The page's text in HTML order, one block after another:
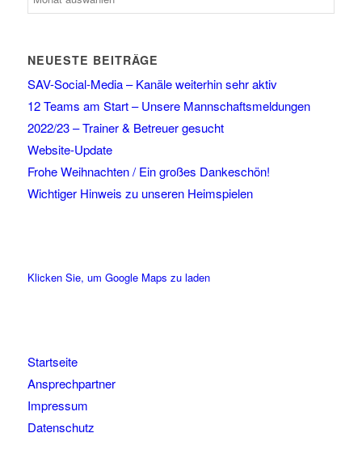
NEUESTE BEITRÄGE
SAV-Social-Media – Kanäle weiterhin sehr aktiv
12 Teams am Start – Unsere Mannschaftsmeldungen
2022/23 – Trainer & Betreuer gesucht
Website-Update
Frohe Weihnachten / Ein großes Dankeschön!
Wichtiger Hinweis zu unseren Heimspielen
Klicken Sie, um Google Maps zu laden
Startseite
Ansprechpartner
Impressum
Datenschutz